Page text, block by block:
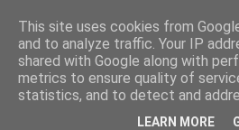
This site uses cookies from
and to analyze traffic. Your IP
shared with Google along with
metrics to ensure quality of
statistics, and to detect and
LEARN MORE